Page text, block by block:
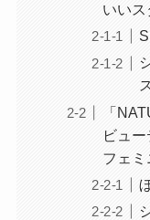
いい
「
ビュ
フェミ